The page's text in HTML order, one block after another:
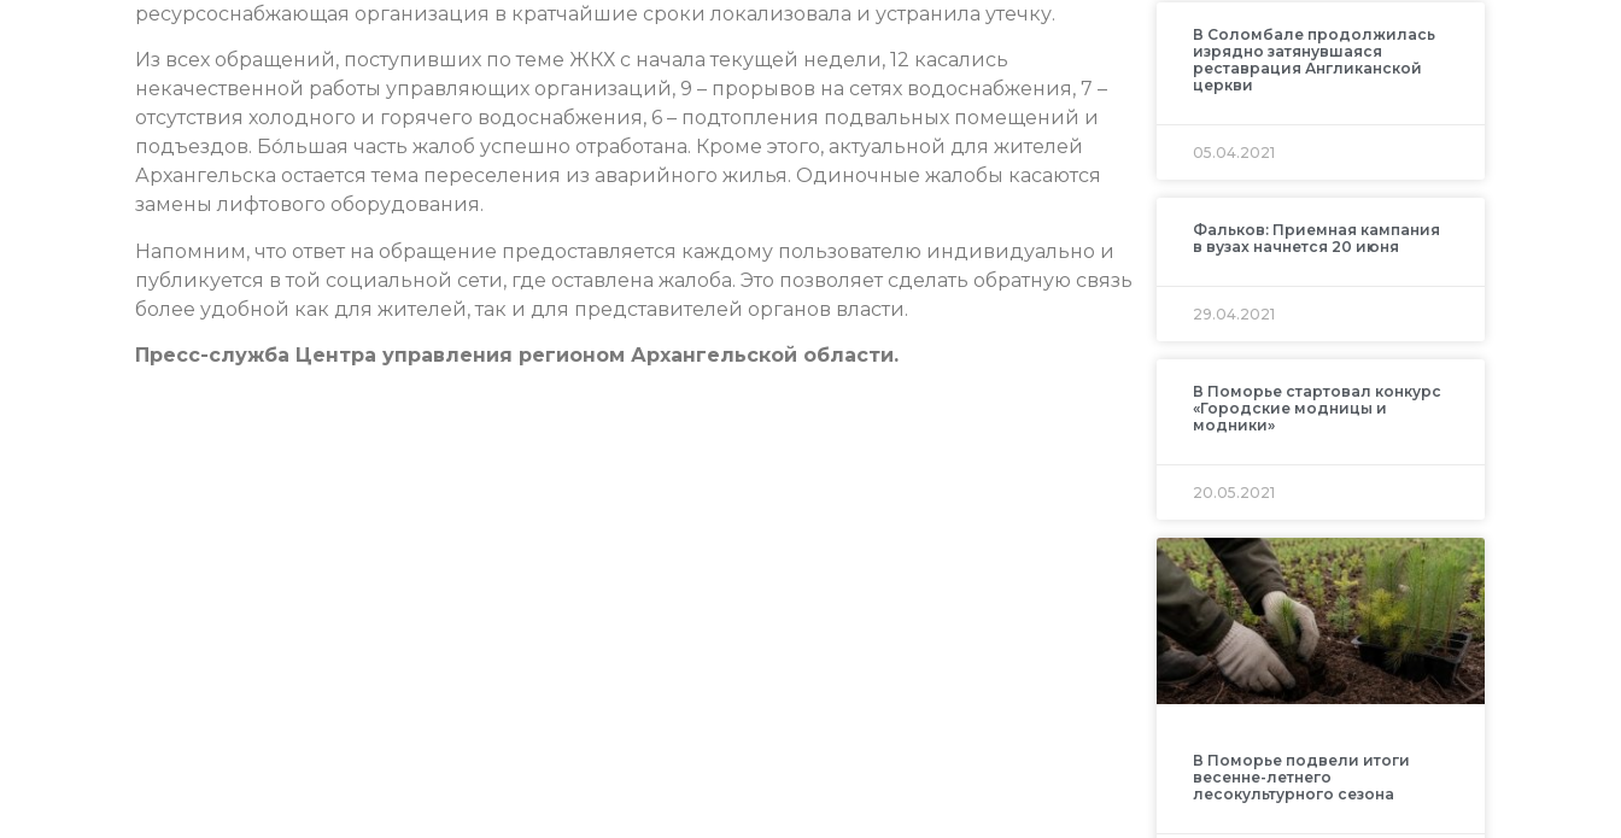
ресурсоснабжающая организация в кратчайшие сроки локализовала и устранила утечку.
Из всех обращений, поступивших по теме ЖКХ с начала текущей недели, 12 касались
некачественной работы управляющих организаций, 9 – прорывов на сетях водоснабжения, 7 –
отсутствия холодного и горячего водоснабжения, 6 – подтопления подвальных помещений и
подъездов. Бо́льшая часть жалоб успешно отработана. Кроме этого, актуальной для жителей
Архангельска остается тема переселения из аварийного жилья. Одиночные жалобы касаются
замены лифтового оборудования.
Напомним, что ответ на обращение предоставляется каждому пользователю индивидуально и
публикуется в той социальной сети, где оставлена жалоба. Это позволяет сделать обратную связь
более удобной как для жителей, так и для представителей органов власти.
Пресс-служба Центра управления регионом Архангельской области.
В Соломбале продолжилась
изрядно затянувшаяся
реставрация Англиканской
церкви
05.04.2021
Фальков: Приемная кампания
в вузах начнется 20 июня
29.04.2021
В Поморье стартовал конкурс
«Городские модницы и
модники»
20.05.2021
В Поморье подвели итоги
весенне-летнего
лесокультурного сезона